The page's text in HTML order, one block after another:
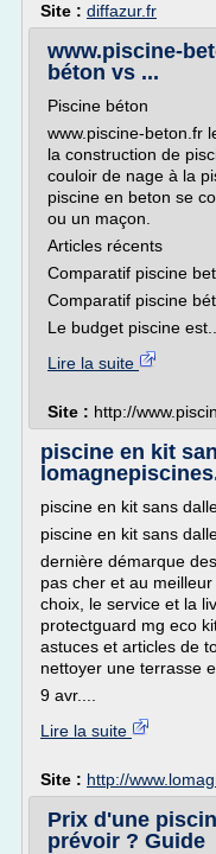
Site : diffazur.fr
www.piscine-
béton vs ...
Piscine béton
www.piscine-beton.fr
la construction de
couloir de nage à la
piscine en beton se
ou un maçon.
Articles récents
Comparatif piscine
Comparatif piscine
Le budget piscine est...
Lire la suite
Site : http://
piscine en kit
piscine en kit sans
piscine en kit sans
dernière démarque
pas cher et au
choix, le service et la
protectguard mg eco
astuces et articles de
nettoyer une terrasse
9 avr....
Lire la suite
Site : http://
Prix d'une
prévoir ? Guide